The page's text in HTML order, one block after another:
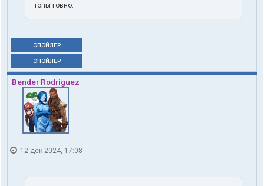
топы говно.
СПОЙЛЕР
СПОЙЛЕР
Bender Rodriguez
12 дек 2024, 17:08